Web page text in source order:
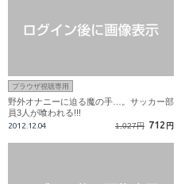
ブラウザ視聴専用
野外オナニーに迫る魔の手…。サッカー部
員3人が喰われる!!!
2012.12.04 1,027円 712 円